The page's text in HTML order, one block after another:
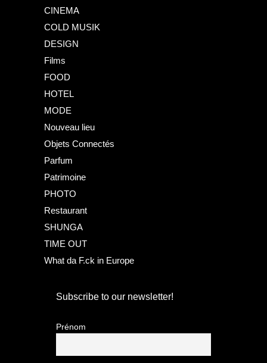
CINEMA
COLD MUSIK
DESIGN
Films
FOOD
HOTEL
MODE
Nouveau lieu
Objets Connectés
Parfum
Patrimoine
PHOTO
Restaurant
SHUNGA
TIME OUT
What da F.ck in Europe
Subscribe to our newsletter!
Prénom